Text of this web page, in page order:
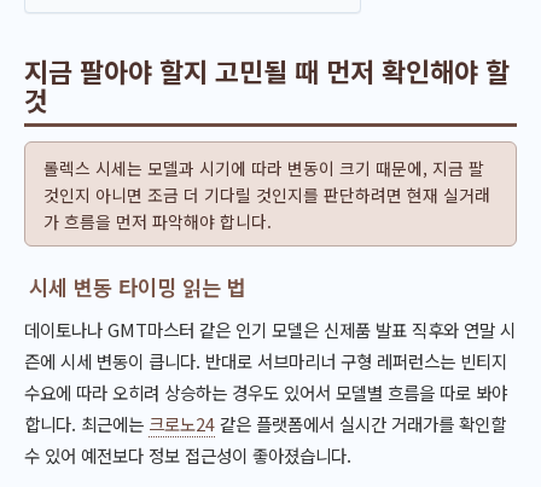
지금 팔아야 할지 고민될 때 먼저 확인해야 할
것
롤렉스 시세는 모델과 시기에 따라 변동이 크기 때문에, 지금 팔
것인지 아니면 조금 더 기다릴 것인지를 판단하려면 현재 실거래
가 흐름을 먼저 파악해야 합니다.
시세 변동 타이밍 읽는 법
데이토나나 GMT마스터 같은 인기 모델은 신제품 발표 직후와 연말 시
즌에 시세 변동이 큽니다. 반대로 서브마리너 구형 레퍼런스는 빈티지
수요에 따라 오히려 상승하는 경우도 있어서 모델별 흐름을 따로 봐야
합니다. 최근에는 크로노24같은 플랫폼에서 실시간 거래가를 확인할
수 있어 예전보다 정보 접근성이 좋아졌습니다.